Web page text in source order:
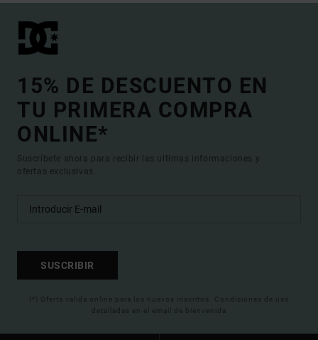
15% DE DESCUENTO EN
TU PRIMERA COMPRA
ONLINE*
Suscríbete ahora para recibir las ultimas informaciones y
ofertas exclusivas.
SUSCRIBIR
(*) Oferta valida online para los nuevos inscritos. Condiciones de uso
detalladas en el email de bienvenida